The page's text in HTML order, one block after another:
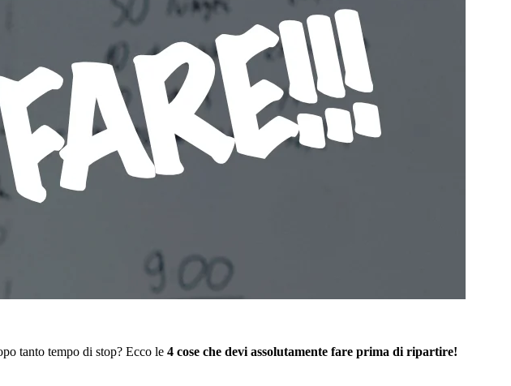
tanto tempo di stop? Ecco le 4 cose che devi assolutamente fare prima di ripartire!